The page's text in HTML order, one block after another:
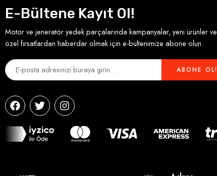
E-Bültene Kayıt Ol!
Motor ve jeneratör yedek parçalarında kampanyalar, yeni ürünler ve
özel fırsatlardan haberdar olmak için e-bültenimize abone olun.